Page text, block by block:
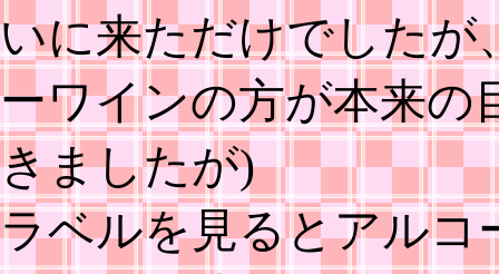
いに来ただけでしたが
ーワインの方が本来の
きましたが)
ラベルを見るとアルコ